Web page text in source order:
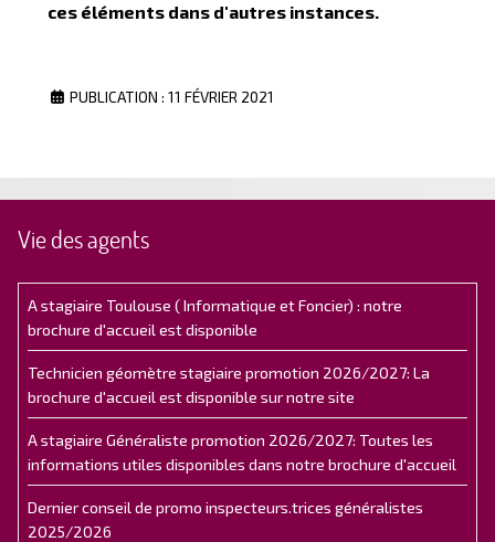
ces éléments dans d'autres instances.
PUBLICATION : 11 FÉVRIER 2021
Vie des agents
A stagiaire Toulouse ( Informatique et Foncier) : notre
brochure d'accueil est disponible
Technicien géomètre stagiaire promotion 2026/2027: La
brochure d'accueil est disponible sur notre site
A stagiaire Généraliste promotion 2026/2027: Toutes les
informations utiles disponibles dans notre brochure d'accueil
Dernier conseil de promo inspecteurs.trices généralistes
2025/2026